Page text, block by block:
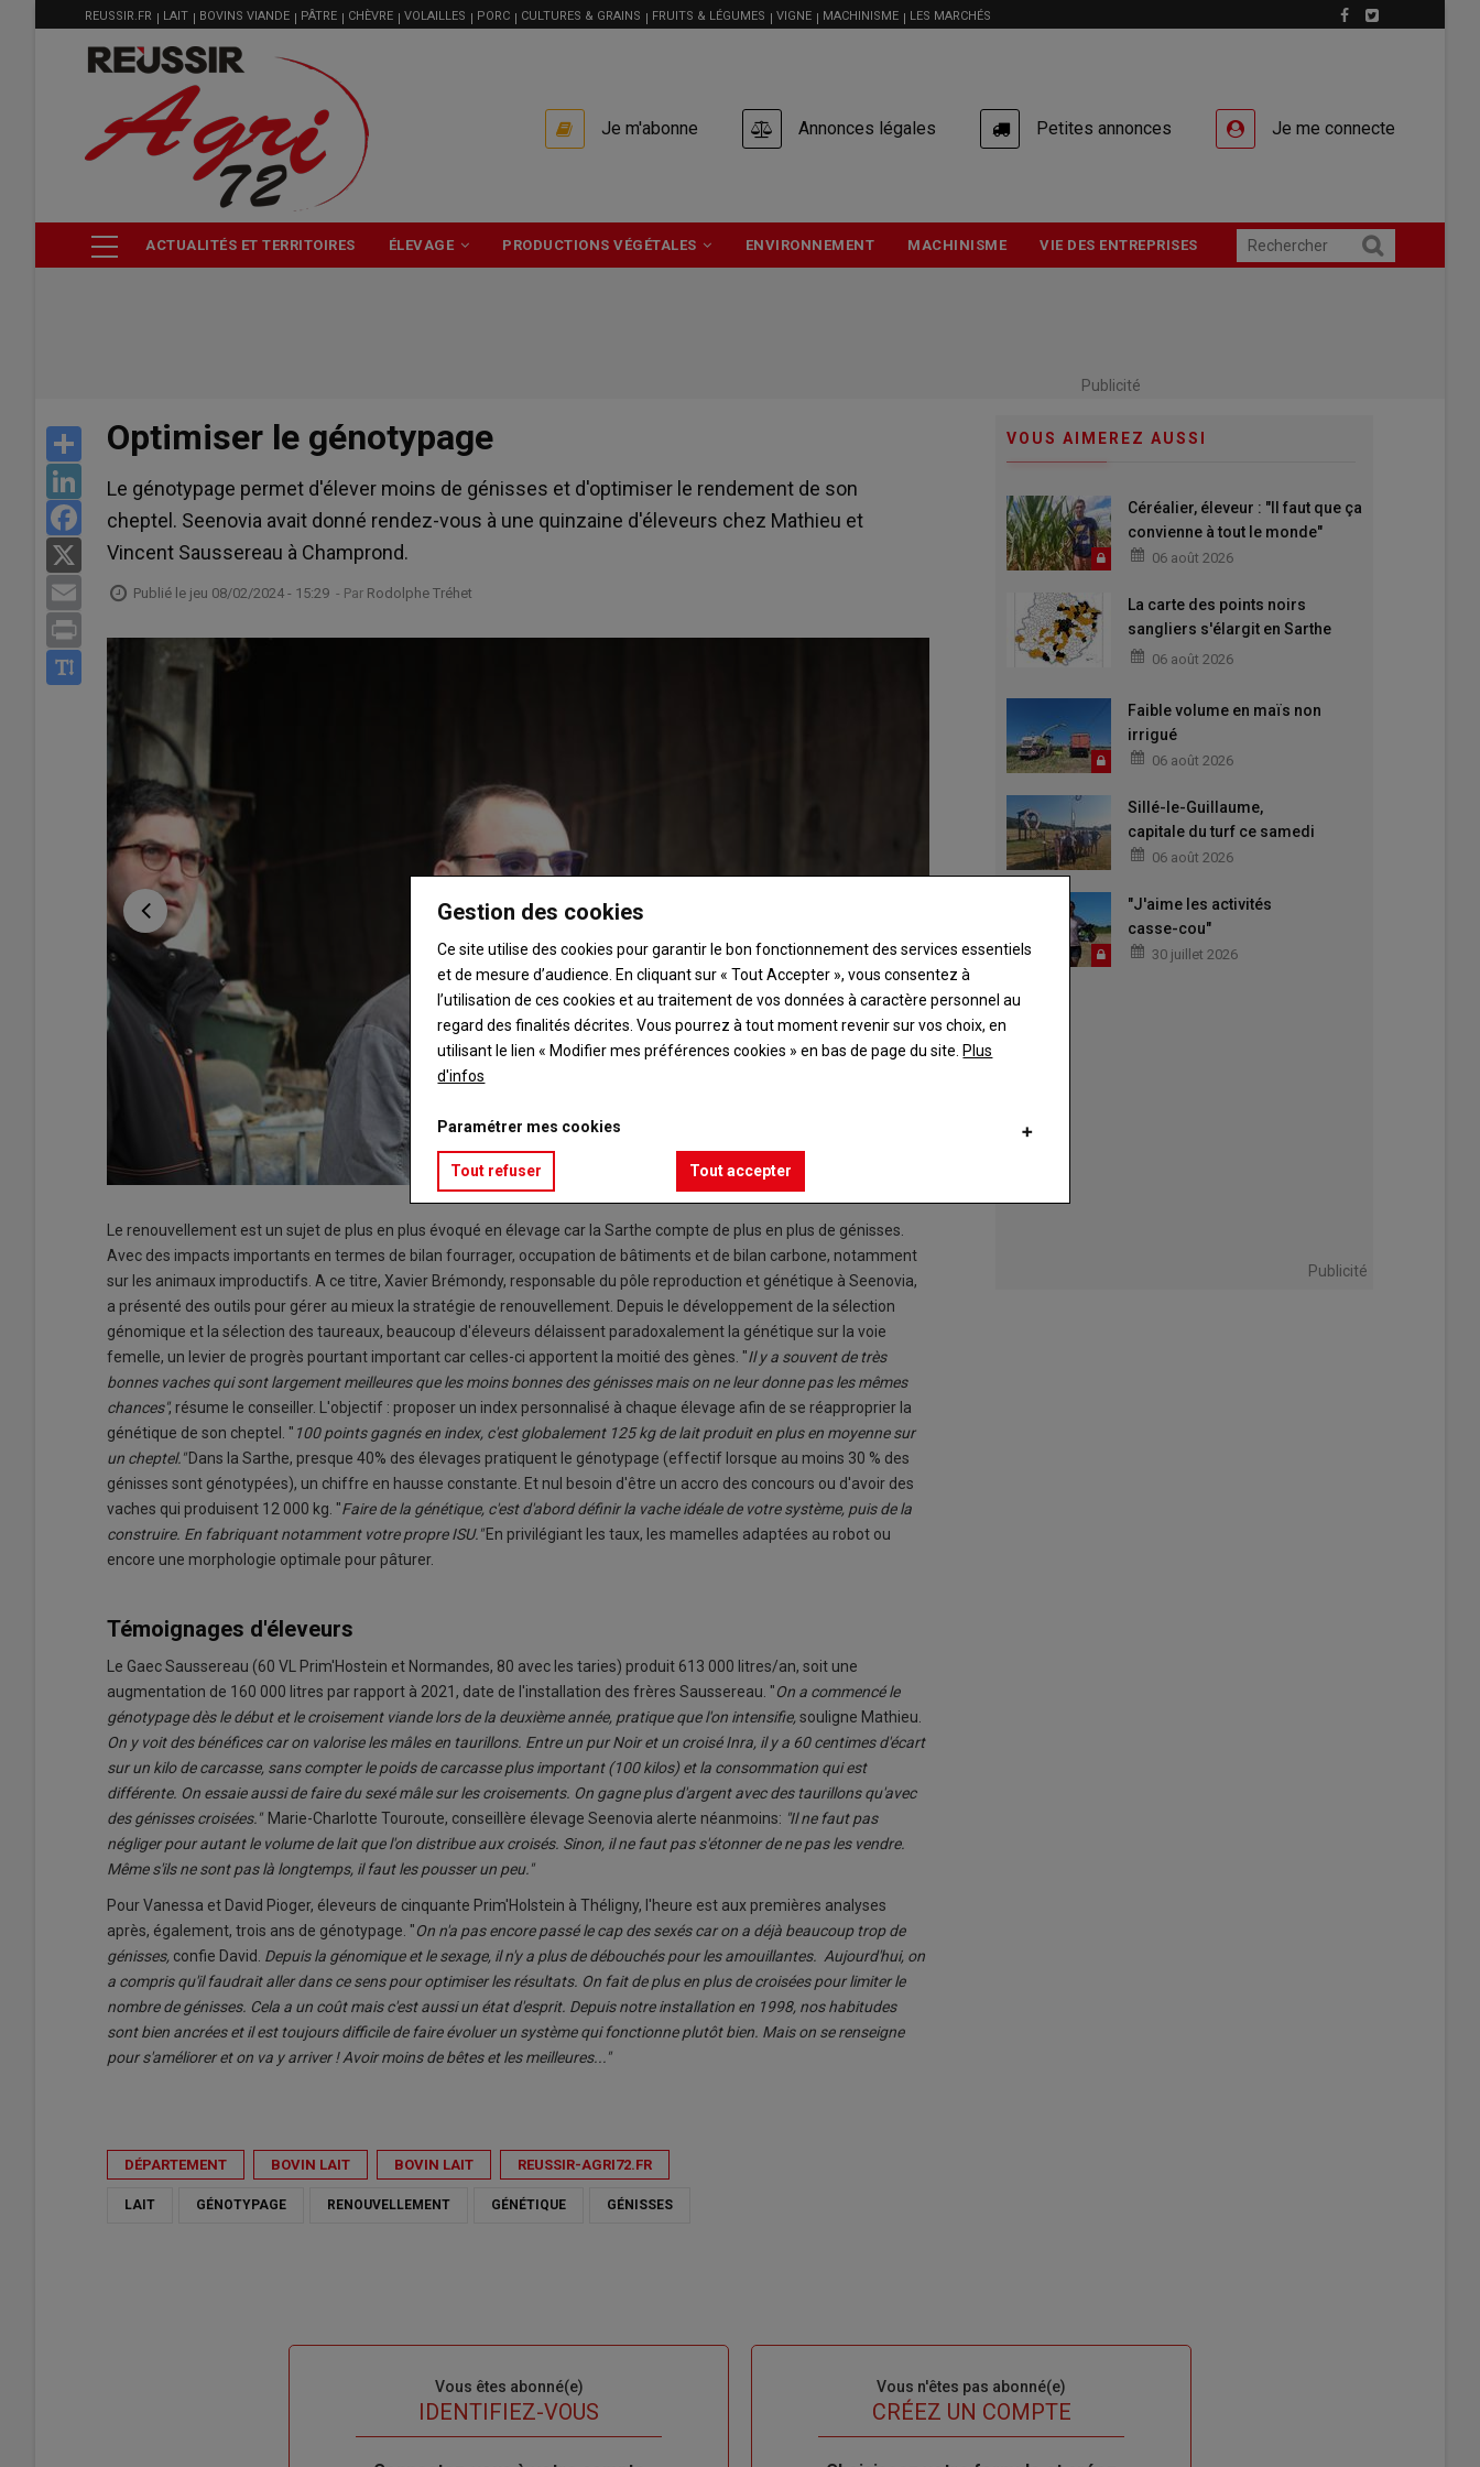
MENU
FILIÈRE
REUSSIR.FR LAIT BOVINS VIANDE PÂTRE CHÈVRE VOLAILLES PORC CULTURES & GRAINS FRUITS & LÉGUMES VIGNE MACHINISME LES MARCHÉS
USER
ACCOUNT
MENU
Je m'abonne Annonces légales Petites annonces Je me connecte
PRINCIPALEACTUALITÉS ET TERRITOIRES ÉLEVAGE PRODUCTIONS VÉGÉTALES ENVIRONNEMENT MACHINISME VIE DES ENTREPRISES
Publicité
Share
LinkedIn
Facebook
Email
Optimiser le génotypage
Le génotypage permet d'élever moins de génisses et d'optimiser le rendement de son
cheptel. Seenovia avait donné rendez-vous à une quinzaine d'éleveurs chez Mathieu et
Vincent Saussereau à Champrond.
Publié le jeu 08/02/2024 - 15:29 - Par Rodolphe Tréhet
Le renouvellement est un sujet de plus en plus évoqué en élevage car la Sarthe compte de plus en plus de génisses.
Avec des impacts importants en termes de bilan fourrager, occupation de bâtiments et de bilan carbone, notamment
sur les animaux improductifs. A ce titre, Xavier Brémondy, responsable du pôle reproduction et génétique à Seenovia,
a présenté des outils pour gérer au mieux la stratégie de renouvellement. Depuis le développement de la sélection
génomique et la sélection des taureaux, beaucoup d'éleveurs délaissent paradoxalement la génétique sur la voie
femelle, un levier de progrès pourtant important car celles-ci apportent la moitié des gènes. "Il y a souvent de très
bonnes vaches qui sont largement meilleures que les moins bonnes des génisses mais on ne leur donne pas les mêmes
chances", résume le conseiller. L'objectif : proposer un index personnalisé à chaque élevage afin de se réapproprier la
génétique de son cheptel. " 100 points gagnés en index, c'est globalement 125 kg de lait produit en plus en moyenne sur
un cheptel."Dans la Sarthe, presque 40% des élevages pratiquent le génotypage (effectif lorsque au moins 30 % des
génisses sont génotypées), un chiffre en hausse constante. Et nul besoin d'être un accro des concours ou d'avoir des
vaches qui produisent 12 000 kg. "Faire de la génétique, c'est d'abord définir la vache idéale de votre système, puis de la
construire. En fabriquant notamment votre propre ISU."En privilégiant les taux, les mamelles adaptées au robot ou
encore une morphologie optimale pour pâturer.
Témoignages d'éleveurs
Le Gaec Saussereau (60 VL Prim'Hostein et Normandes, 80 avec les taries) produit 613 000 litres/an, soit une
augmentation de 160 000 litres par rapport à 2021, date de l'installation des frères Saussereau. "On a commencé le
génotypage dès le début et le croisement viande lors de la deuxième année, pratique que l'on intensifie, souligne Mathieu.
On y voit des bénéfices car on valorise les mâles en taurillons. Entre un pur Noir et un croisé Inra, il y a 60 centimes d'écart
sur un kilo de carcasse, sans compter le poids de carcasse plus important (100 kilos) et la consommation qui est
différente. On essaie aussi de faire du sexé mâle sur les croisements. On gagne plus d'argent avec des taurillons qu'avec
des génisses croisées." Marie-Charlotte Touroute, conseillère élevage Seenovia alerte néanmoins: "Il ne faut pas
négliger pour autant le volume de lait que l'on distribue aux croisés. Sinon, il ne faut pas s'étonner de ne pas les vendre.
Même s'ils ne sont pas là longtemps, il faut les pousser un peu."
Pour Vanessa et David Pioger, éleveurs de cinquante Prim'Holstein à Théligny, l'heure est aux premières analyses
après, également, trois ans de génotypage. "On n'a pas encore passé le cap des sexés car on a déjà beaucoup trop de
génisses, confie David. Depuis la génomique et le sexage, il n'y a plus de débouchés pour les amouillantes. Aujourd'hui, on
a compris qu'il faudrait aller dans ce sens pour optimiser les résultats. On fait de plus en plus de croisées pour limiter le
nombre de génisses. Cela a un coût mais c'est aussi un état d'esprit. Depuis notre installation en 1998, nos habitudes
sont bien ancrées et il est toujours difficile de faire évoluer un système qui fonctionne plutôt bien. Mais on se renseigne
pour s'améliorer et on va y arriver ! Avoir moins de bêtes et les meilleures..."
DÉPARTEMENT BOVIN LAIT BOVIN LAIT REUSSIR-AGRI72.FR
LAIT GÉNOTYPAGE RENOUVELLEMENT GÉNÉTIQUE GÉNISSES
VOUS AIMEREZ AUSSI
Céréalier, éleveur : "Il faut que ça
convienne à tout le monde"
06 août 2026
La carte des points noirs
sangliers s'élargit en Sarthe
pour 2026-2027
06 août 2026
Faible volume en maïs non
irrigué
06 août 2026
Sillé-le-Guillaume,
capitale du turf ce samedi
06 août 2026
"J'aime les activités
casse-cou"
30 juillet 2026
Publicité
Vous êtes abonné(e)
IDENTIFIEZ-VOUS
Vous n'êtes pas abonné(e)
TITRECRÉEZ UN COMPTE
Gestion des cookies
Ce site utilise des cookies pour garantir le bon fonctionnement des services essentiels
et de mesure d’audience. En cliquant sur « Tout Accepter », vous consentez à
l’utilisation de ces cookies et au traitement de vos données à caractère personnel au
regard des finalités décrites. Vous pourrez à tout moment revenir sur vos choix, en
utilisant le lien « Modifier mes préférences cookies » en bas de page du site.Plus
d'infos
Paramétrer mes cookies
Tout refuser Tout accepter